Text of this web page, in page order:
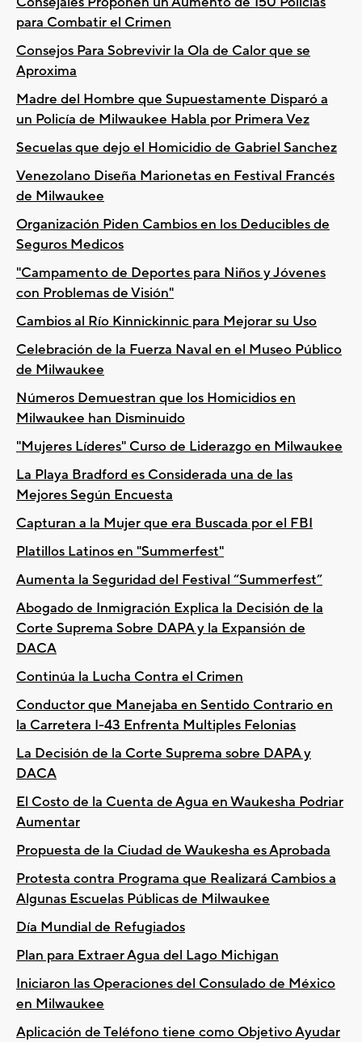
para Combatir el Crimen
Consejos Para Sobrevivir la Ola de Calor que se
Aproxima
Madre del Hombre que Supuestamente Disparó a
un Policía de Milwaukee Habla por Primera Vez
Secuelas que dejo el Homicidio de Gabriel Sanchez
Venezolano Diseña Marionetas en Festival Francés
de Milwaukee
Organización Piden Cambios en los Deducibles de
Seguros Medicos
"Campamento de Deportes para Niños y Jóvenes
con Problemas de Visión"
Cambios al Río Kinnickinnic para Mejorar su Uso
Celebración de la Fuerza Naval en el Museo Público
de Milwaukee
Números Demuestran que los Homicidios en
Milwaukee han Disminuido
"Mujeres Líderes" Curso de Liderazgo en Milwaukee
La Playa Bradford es Considerada una de las
Mejores Según Encuesta
Capturan a la Mujer que era Buscada por el FBI
Platillos Latinos en "Summerfest"
Aumenta la Seguridad del Festival “Summerfest”
Abogado de Inmigración Explica la Decisión de la
Corte Suprema Sobre DAPA y la Expansión de
DACA
Continúa la Lucha Contra el Crimen
Conductor que Manejaba en Sentido Contrario en
la Carretera I-43 Enfrenta Multiples Felonias
La Decisión de la Corte Suprema sobre DAPA y
DACA
El Costo de la Cuenta de Agua en Waukesha Podriar
Aumentar
Propuesta de la Ciudad de Waukesha es Aprobada
Protesta contra Programa que Realizará Cambios a
Algunas Escuelas Públicas de Milwaukee
Día Mundial de Refugiados
Plan para Extraer Agua del Lago Michigan
Iniciaron las Operaciones del Consulado de México
en Milwaukee
Aplicación de Teléfono tiene como Objetivo Ayudar